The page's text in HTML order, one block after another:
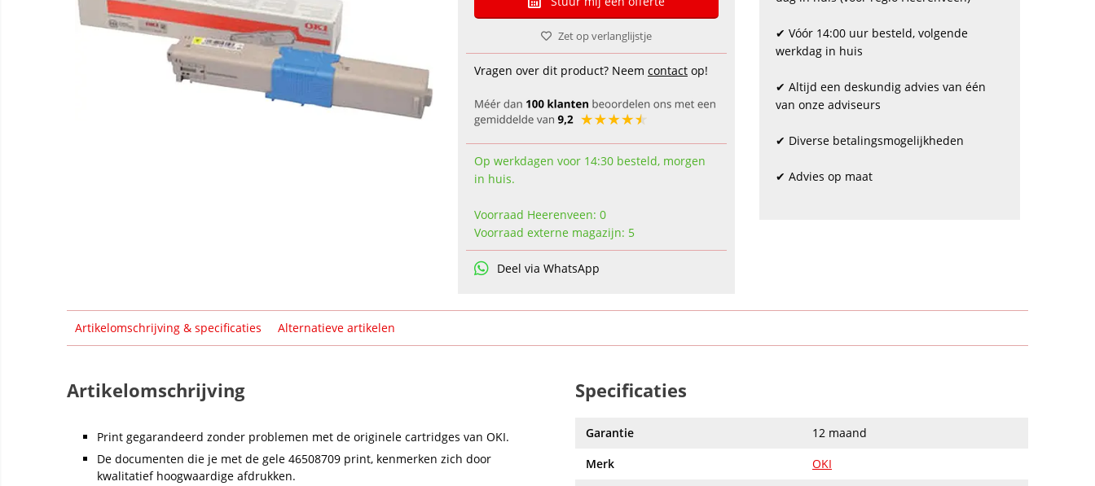
Zet op verlanglijstje
Vragen over dit product? Neem contact op!
Op werkdagen voor 14:30 besteld, morgen
in huis.
Voorraad Heerenveen: 0
Voorraad externe magazijn: 5
Deel via WhatsApp
✔ Vóór 14:00 uur besteld, volgende
werkdag in huis
✔ Altijd een deskundig advies van één
van onze adviseurs
✔ Diverse betalingsmogelijkheden
✔ Advies op maat
Artikelomschrijving & specificaties Alternatieve artikelen
Artikelomschrijving
Print gegarandeerd zonder problemen met de originele cartridges van OKI.
De documenten die je met de gele 46508709 print, kenmerken zich door
kwalitatief hoogwaardige afdrukken.
Specificaties
Garantie
12 maand
Merk
OKI